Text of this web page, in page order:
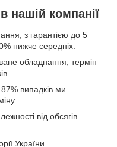
нашій компанії
з гарантією до 5
нижче середніх.
обладнання, термін
випадків ми
від обсягів
України.